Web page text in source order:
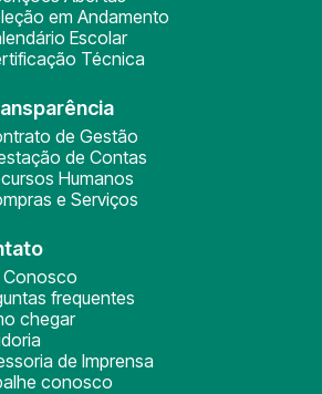
em Andamento
Escolar
Técnica
de Gestão
de Contas
Humanos
e Serviços
Conosco
frequentes
chegar
de Imprensa
conosco